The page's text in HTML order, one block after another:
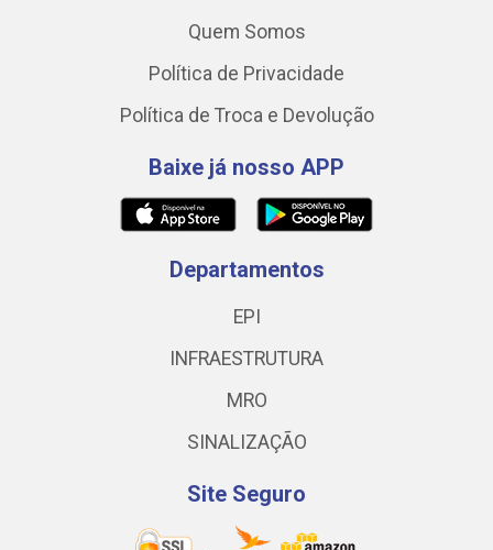
Quem Somos
Política de Privacidade
Política de Troca e Devolução
Baixe já nosso APP
Departamentos
EPI
INFRAESTRUTURA
MRO
SINALIZAÇÃO
Site Seguro